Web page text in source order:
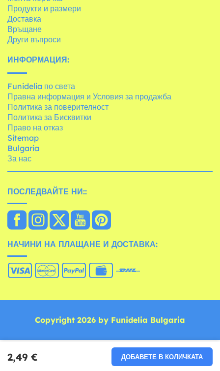
2,49 € ДОБАВЕТЕ В КОЛИЧКАТА
Продукти и размери
Доставка
Връщане
Други въпроси
ИНФОРМАЦИЯ:
Funidelia по света
Правна информация и Условия за продажба
Политика за поверителност
Политика за Бисквитки
Право на отказ
Sitemap
Bulgaria
За нас
ПОСЛЕДВАЙТЕ НИ::
НАЧИНИ НА ПЛАЩАНЕ И ДОСТАВКА:
Copyright 2026 by Funidelia Bulgaria